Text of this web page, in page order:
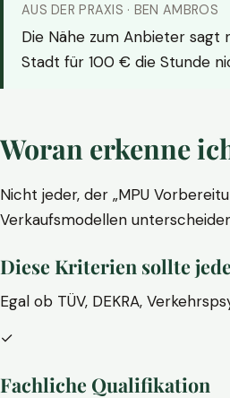
AUS DER PRAXIS · BEN AMBROS
Die Nähe zum Anbieter
Stadt für 100 € die Stunde
Woran erkenne
Nicht jeder, der „MPU
Verkaufsmodellen
Diese Kriterien sollte
Egal ob TÜV, DEKRA,
✓
Fachliche Qualifikation